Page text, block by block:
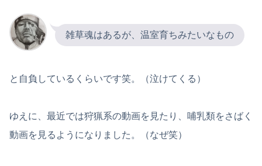
雑草魂はあるが、温室育ちみたいなもの
と自負しているくらいです笑。（泣けてくる）
ゆえに、最近では狩猟系の動画を見たり、哺乳類をさばく
動画を見るようになりました。（なぜ笑）